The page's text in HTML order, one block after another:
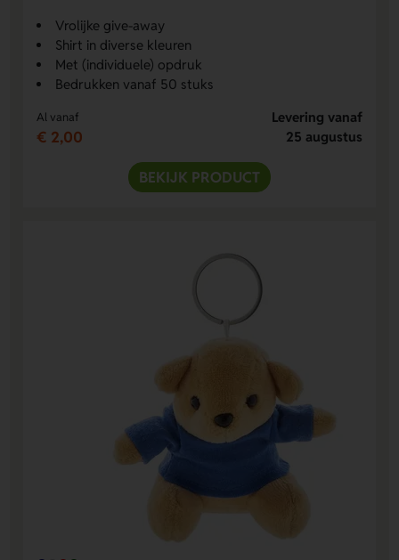
Vrolijke give-away
Shirt in diverse kleuren
Met (individuele) opdruk
Bedrukken vanaf 50 stuks
Al vanaf
€ 2,00
Levering vanaf
25 augustus
BEKIJK PRODUCT